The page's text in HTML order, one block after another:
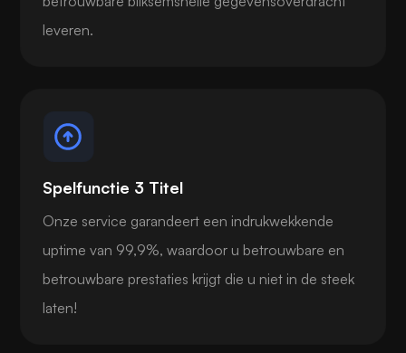
leveren.
Spelfunctie 3 Titel
Onze service garandeert een indrukwekkende
uptime van 99,9%, waardoor u betrouwbare en
betrouwbare prestaties krijgt die u niet in de steek
laten!